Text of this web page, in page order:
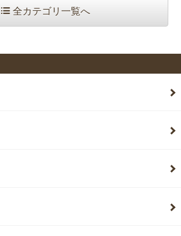
全カテゴリ一覧へ